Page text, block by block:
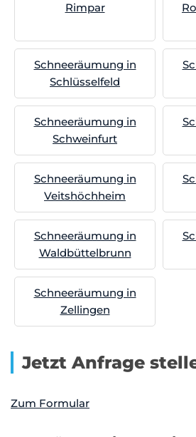
Rimpar
Schneeräumung in
Schlüsselfeld
Schneeräumung in
Schweinfurt
Schneeräumung in
Veitshöchheim
Schneeräumung in
Waldbüttelbrunn
Schneeräumung in
Zellingen
Jetzt Anfrage
Zum Formular